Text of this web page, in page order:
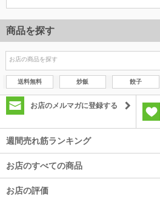
商品を探す
送料無料 炒飯 餃子
お店のメルマガに登録する
週間売れ筋ランキング
お店のすべての商品
お店の評価